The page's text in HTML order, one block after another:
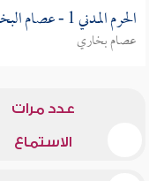
الحرم المدني 1 - عصام البخارى
عصام بخاري
عدد مرات
الاستماع